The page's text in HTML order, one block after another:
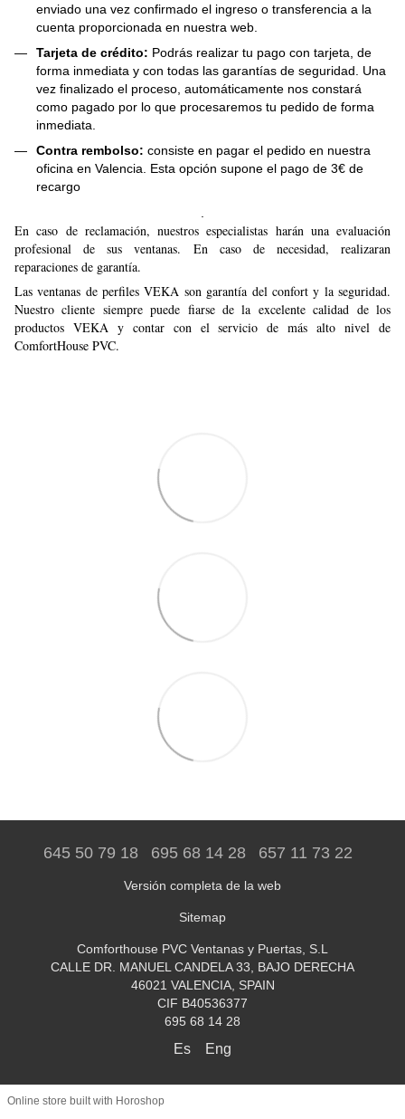
enviado una vez confirmado el ingreso o transferencia a la
cuenta proporcionada en nuestra web.
Tarjeta de crédito: Podrás realizar tu pago con tarjeta, de
forma inmediata y con todas las garantías de seguridad. Una
vez finalizado el proceso, automáticamente nos constará
como pagado por lo que procesaremos tu pedido de forma
inmediata.
Contra rembolso: consiste en pagar el pedido en nuestra
oficina en Valencia. Esta opción supone el pago de 3€ de
recargo
En caso de reclamación, nuestros especialistas harán una evaluación
profesional de sus ventanas. En caso de necesidad, realizaran
reparaciones de garantía.
Las ventanas de perfiles VEKA son garantía del confort y la seguridad.
Nuestro cliente siempre puede fiarse de la excelente calidad de los
productos VEKA y contar con el servicio de más alto nivel de
ComfortHouse PVC.
645 50 79 18 695 68 14 28 657 11 73 22
Versión completa de la web
Sitemap
Comforthouse PVC Ventanas y Puertas, S.L
CALLE DR. MANUEL CANDELA 33, BAJO DERECHA
46021 VALENCIA, SPAIN
CIF B40536377
695 68 14 28
Es Eng
Online store built with Horoshop